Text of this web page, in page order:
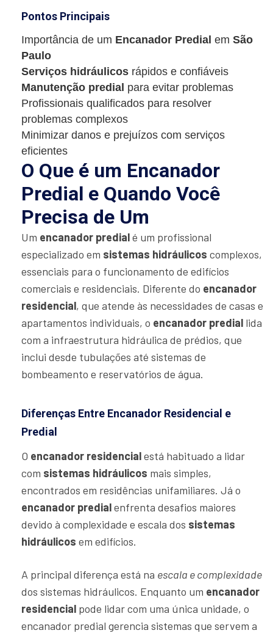
Pontos Principais
Importância de um Encanador Predial em São
Paulo
Serviços hidráulicos rápidos e confiáveis
Manutenção predial para evitar problemas
Profissionais qualificados para resolver
problemas complexos
Minimizar danos e prejuízos com serviços
eficientes
O Que é um Encanador
Predial e Quando Você
Precisa de Um
Um encanador predialé um profissional
especializado em sistemas hidráulicos complexos,
essenciais para o funcionamento de edifícios
comerciais e residenciais. Diferente do encanador
residencial, que atende às necessidades de casas e
apartamentos individuais, o encanador predial lida
com a infraestrutura hidráulica de prédios, que
inclui desde tubulações até sistemas de
bombeamento e reservatórios de água.
Diferenças Entre Encanador Residencial e
Predial
O encanador residencialestá habituado a lidar
com sistemas hidráulicos mais simples,
encontrados em residências unifamiliares. Já o
encanador predialenfrenta desafios maiores
devido à complexidade e escala dos sistemas
hidráulicos em edifícios.
A principal diferença está na escala e complexidade
dos sistemas hidráulicos. Enquanto um encanador
residencial pode lidar com uma única unidade, o
encanador predial gerencia sistemas que servem a